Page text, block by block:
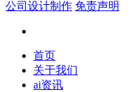
公司设计制作 免责声明
首页
关于我们
ai资讯